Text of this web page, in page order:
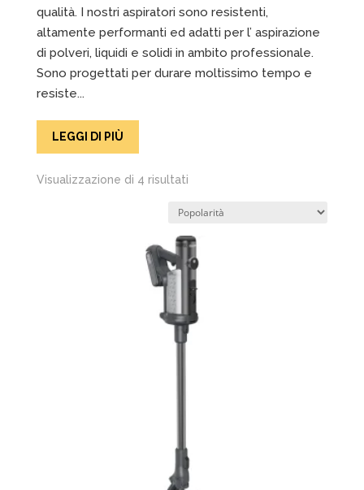
qualità. I nostri aspiratori sono resistenti,
altamente performanti ed adatti per l’ aspirazione
di polveri, liquidi e solidi in ambito professionale.
Sono progettati per durare moltissimo tempo e
resiste...
LEGGI DI PIÙ
Visualizzazione di 4 risultatiPopolarità